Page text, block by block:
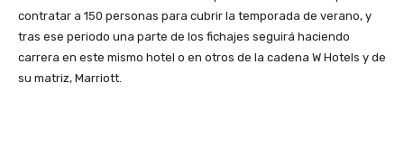
contratar a 150 personas para cubrir la temporada de verano, y
tras ese periodo una parte de los fichajes seguirá haciendo
carrera en este mismo hotel o en otros de la cadena W Hotels y de
su matriz, Marriott.